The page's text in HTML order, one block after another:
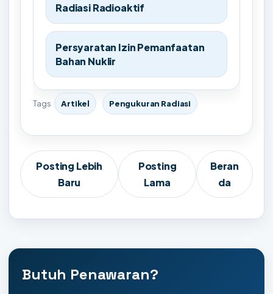
Radiasi Radioaktif
Persyaratan Izin Pemanfaatan
Bahan Nuklir
Tags Artikel Pengukuran Radiasi
Posting Lebih
Baru
Posting
Lama
Beran
da
Butuh Penawaran?